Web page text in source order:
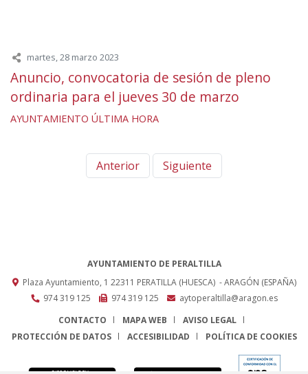
martes, 28 marzo 2023
Anuncio, convocatoria de sesión de pleno
ordinaria para el jueves 30 de marzo
AYUNTAMIENTO ÚLTIMA HORA
Anterior Siguiente
AYUNTAMIENTO DE PERALTILLA
Plaza Ayuntamiento, 1 22311 PERATILLA (HUESCA) - ARAGÓN (ESPAÑA)
974 319 125
974 319 125
aytoperaltilla@aragon.es
CONTACTO
MAPA WEB
AVISO LEGAL
PROTECCIÓN DE DATOS
ACCESIBILIDAD POLÍTICA DE COOKIES